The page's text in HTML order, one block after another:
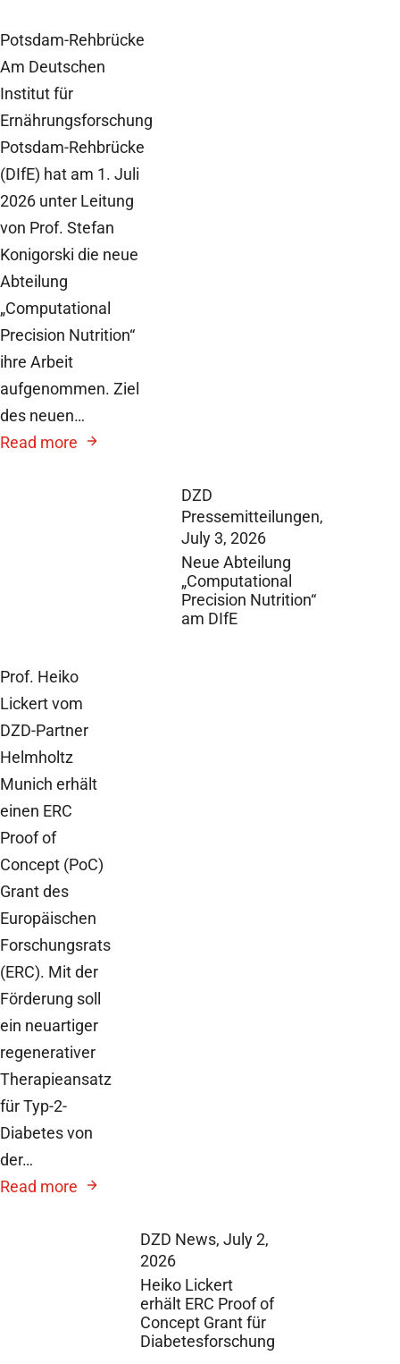
DZD
Pressemitteilungen,
July 3, 2026
Neue Abteilung
„Computational
Precision Nutrition“
am DIfE
Potsdam-Rehbrücke
Am Deutschen
Institut für
Ernährungsforschung
Potsdam-Rehbrücke
(DIfE) hat am 1. Juli
2026 unter Leitung
von Prof. Stefan
Konigorski die neue
Abteilung
„Computational
Precision Nutrition“
ihre Arbeit
aufgenommen. Ziel
des neuen…
Read more
DZD News, July 2,
2026
Heiko Lickert
erhält ERC Proof of
Concept Grant für
Diabetesforschung
Prof. Heiko
Lickert vom
DZD-Partner
Helmholtz
Munich erhält
einen ERC
Proof of
Concept (PoC)
Grant des
Europäischen
Forschungsrats
(ERC). Mit der
Förderung soll
ein neuartiger
regenerativer
Therapieansatz
für Typ-2-
Diabetes von
der…
Read more